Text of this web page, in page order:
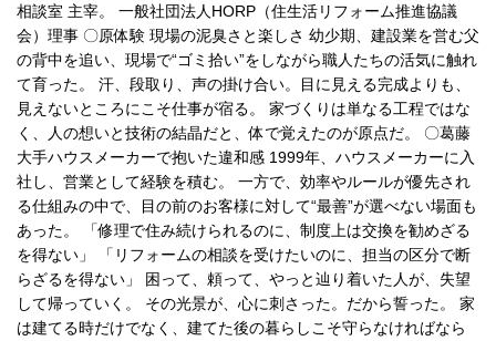
相談室 主宰。 一般社団法人HORP（住生活リフォーム推進協議
会）理事 〇原体験 現場の泥臭さと楽しさ 幼少期、建設業を営む父
の背中を追い、現場で“ゴミ拾い”をしながら職人たちの活気に触れ
て育った。 汗、段取り、声の掛け合い。目に見える完成よりも、
見えないところにこそ仕事が宿る。 家づくりは単なる工程ではな
く、人の想いと技術の結晶だと、体で覚えたのが原点だ。 〇葛藤
大手ハウスメーカーで抱いた違和感 1999年、ハウスメーカーに入
社し、営業として経験を積む。 一方で、効率やルールが優先され
る仕組みの中で、目の前のお客様に対して“最善”が選べない場面も
あった。 「修理で住み続けられるのに、制度上は交換を勧めざる
を得ない」 「リフォームの相談を受けたいのに、担当の区分で断
らざるを得ない」 困って、頼って、やっと辿り着いた人が、失望
して帰っていく。 その光景が、心に刺さった。だから誓った。 家
は建てる時だけでなく、建てた後の暮らしこそ守らなければなら